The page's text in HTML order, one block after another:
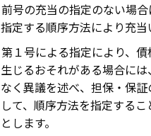
前号の充当の指定のない場
指定する順序方法により充当
第１号による指定により、
生じるおそれがある場合に
なく異議を述べ、担保・保
して、順序方法を指定する
とします。